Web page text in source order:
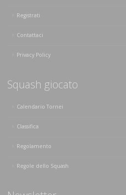
Registrati
Contattaci
Privacy Policy
Squash giocato
Calendario Tornei
Classifica
Regolamento
Regole dello Squash